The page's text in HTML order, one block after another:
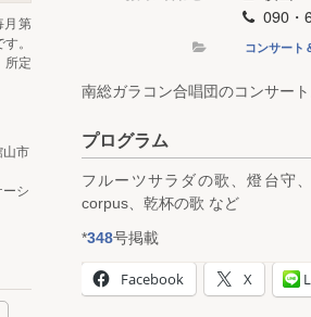
090・
コンサート
南総ガラコン合唱団のコンサー
プログラム
フルーツサラダの歌、燈台守
corpus、乾杯の歌 など
*348号掲載
Facebook X
月第
。
所定
山市
シ